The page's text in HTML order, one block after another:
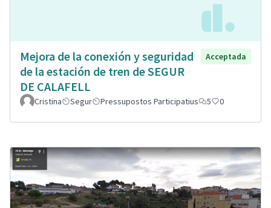
Mejora de la conexión y seguridad
de la estación de tren de SEGUR
DE CALAFELL
Acceptada
Cristina Segur Pressupostos Participatius 5 0